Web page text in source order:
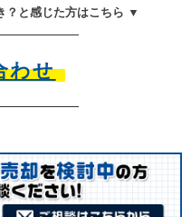
？と感じた方はこちら ▼
わせ